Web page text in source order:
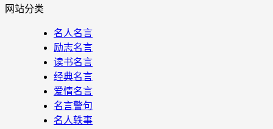
网站分类
名人名言
励志名言
读书名言
经典名言
爱情名言
名言警句
名人轶事